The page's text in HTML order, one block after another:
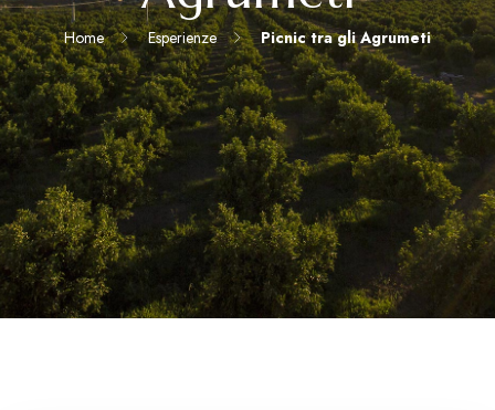
Home Esperienze Picnic tra gli Agrumeti